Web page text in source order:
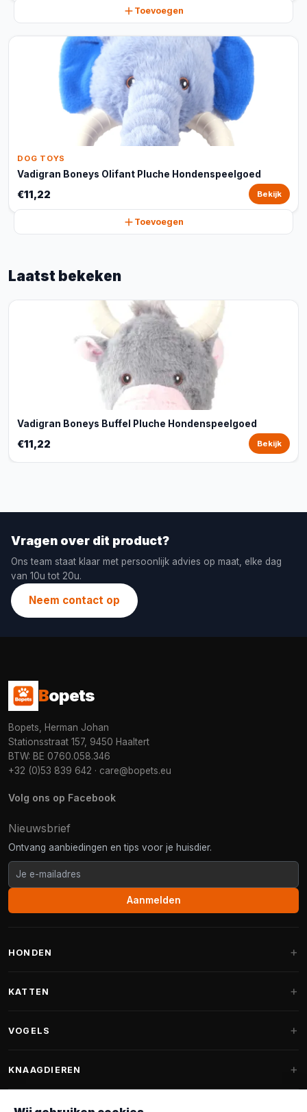
Toevoegen
DOG TOYS
Vadigran Boneys Olifant Pluche Hondenspeelgoed
€11,22 Bekijk
Toevoegen
Laatst bekeken
Vadigran Boneys Buffel Pluche Hondenspeelgoed
€11,22 Bekijk
Vragen over dit product?
Ons team staat klaar met persoonlijk advies op maat, elke dag
van 10u tot 20u.
Neem contact op
Bopets
Bopets, Herman Johan
Stationsstraat 157, 9450 Haaltert
BTW: BE 0760.058.346
+32 (0)53 839 642 · care@bopets.eu
Volg ons op Facebook
Nieuwsbrief
Ontvang aanbiedingen en tips voor je huisdier.
Aanmelden
HONDEN
Fantail hondenmanden
KATTEN
Krabpalen voor Maine Coon
VOGELS
Vogelvoer binnenvogels
KNAAGDIEREN